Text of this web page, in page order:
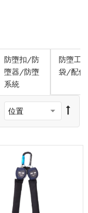
防墮扣/防
墮器/防墮
系統
防墮工
袋/配件